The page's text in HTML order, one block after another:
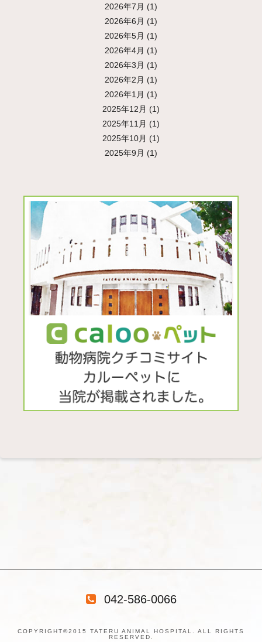
2026年7月 (1)
2026年6月 (1)
2026年5月 (1)
2026年4月 (1)
2026年3月 (1)
2026年2月 (1)
2026年1月 (1)
2025年12月 (1)
2025年11月 (1)
2025年10月 (1)
2025年9月 (1)
042-586-0066
COPYRIGHT©2015 TATERU ANIMAL HOSPITAL. ALL RIGHTS
RESERVED.